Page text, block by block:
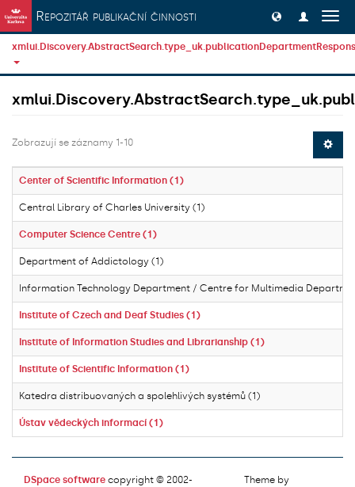
Přeskočit na obsah
Repozitář publikační činnosti
Zobrazují se záznamy 1-10
Center of Scientific Information (1)
Central Library of Charles University (1)
Computer Science Centre (1)
Department of Addictology (1)
Information Technology Department / Centre for Multimedia
Institute of Czech and Deaf Studies (1)
Institute of Information Studies and Librarianship (1)
Institute of Scientific Information (1)
Katedra distribuovaných a spolehlivých systémů (1)
Ústav vědeckých informací (1)
DSpace software copyright © 2002-
Theme by